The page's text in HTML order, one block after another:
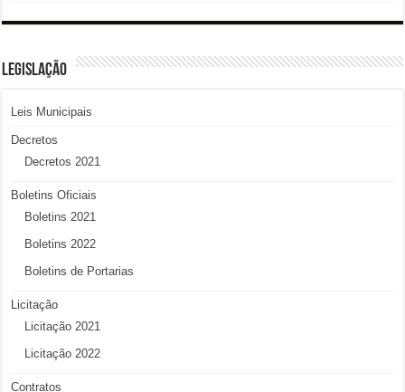
LEGISLAÇÃO
Leis Municipais
Decretos
Decretos 2021
Boletins Oficiais
Boletins 2021
Boletins 2022
Boletins de Portarias
Licitação
Licitação 2021
Licitação 2022
Contratos